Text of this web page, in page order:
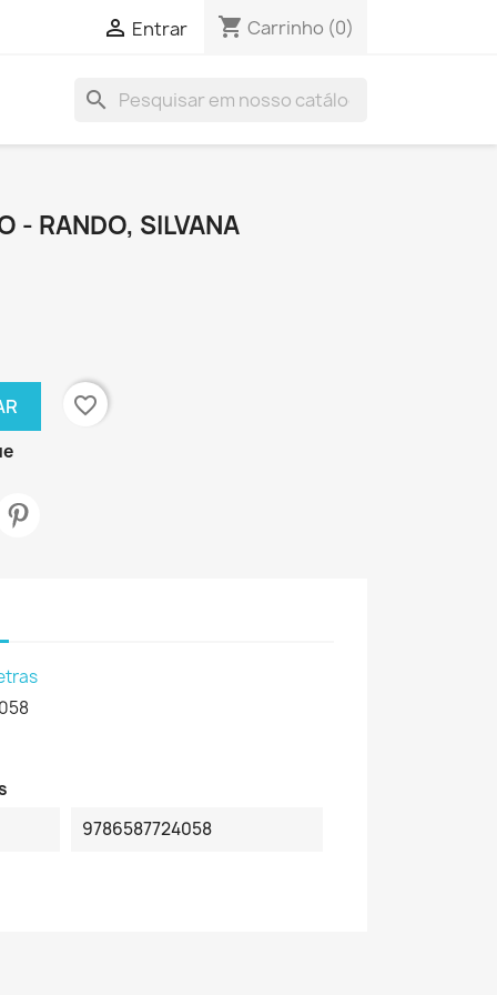
 Entrar shopping_cart Carrinho (0)
search
- RANDO, SILVANA
favorite_border
9786587724058